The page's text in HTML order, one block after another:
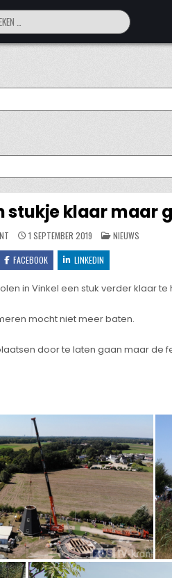
stukje klaar maar
1 SEPTEMBER 2019 GEPLAATST
IN
NIEUWS
FACEBOOK LINKEDIN
in Vinkel een stuk verder klaar
mocht niet meer baten.
door te laten gaan maar de